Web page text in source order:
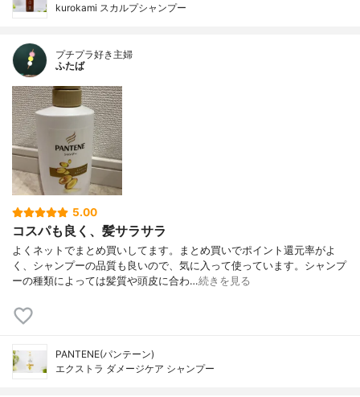
kurokami スカルプシャンプー
プチプラ好き主婦
ふたば
5.00
コスパも良く、髪サラサラ
よくネットでまとめ買いしてます。まとめ買いでポイント還元率がよ
く、シャンプーの品質も良いので、気に入って使っています。シャンプ
ーの種類によっては髪質や頭皮に合わ…続きを見る
PANTENE(パンテーン)
エクストラ ダメージケア シャンプー